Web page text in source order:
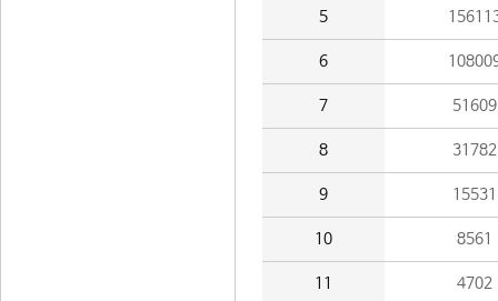
5
6
7 51609
8 31782
9 15531
10 8561
11 4702